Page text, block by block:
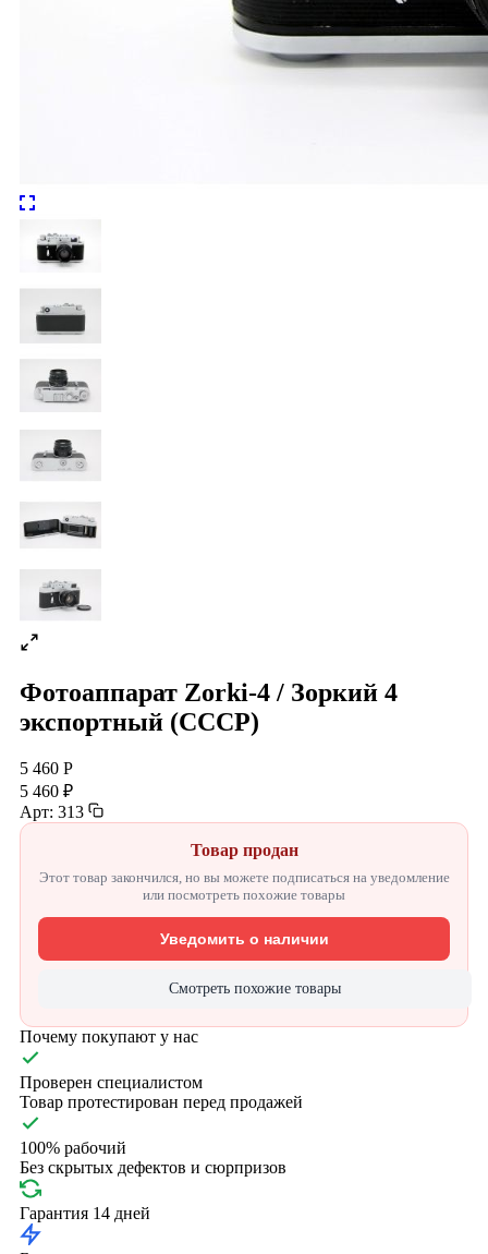
Фотоаппарат Zorki-4 / Зоркий 4
экспортный (СССР)
5 460 Р
5 460 ₽
Арт: 313
Товар продан
Этот товар закончился, но вы можете подписаться на уведомление
или посмотреть похожие товары
Уведомить о наличии
Смотреть похожие товары
Почему покупают у нас
Проверен специалистом
Товар протестирован перед продажей
100% рабочий
Без скрытых дефектов и сюрпризов
Гарантия 14 дней